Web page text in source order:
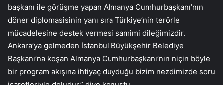
başkanı ile görüşme yapan Almanya Cumhurbaşkanı’nın
döner diplomasisinin yanı sıra Türkiye’nin terörle
mücadelesine destek vermesi samimi dileğimizdir.
Ankara’ya gelmeden İstanbul Büyükşehir Belediye
Başkanı’na koşan Almanya Cumhurbaşkanı’nın niçin böyle
bir program akışına ihtiyaç duyduğu bizim nezdimizde soru